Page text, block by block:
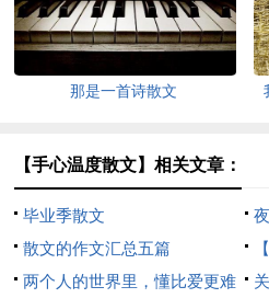
那是一首诗散文
【手心温度散文】相关文章：
毕业季散文
散文的作文汇总五篇
两个人的世界里，懂比爱更难